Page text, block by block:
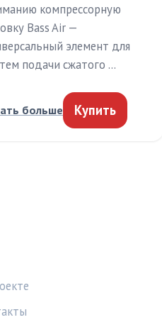
компрессорную
Bass Air —
элемент для
подачи сжатого …
больше Купить